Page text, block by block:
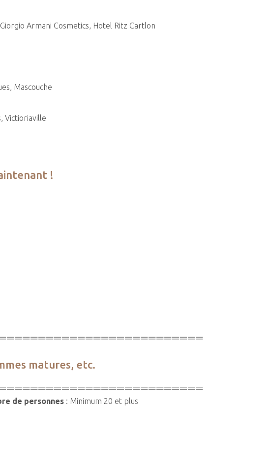
Armani Cosmetics, Hotel Ritz Cartlon
Mascouche
Victioriaville
!
matures, etc.
de personnes : Minimum 20 et plus